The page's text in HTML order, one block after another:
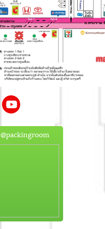
@packingroom